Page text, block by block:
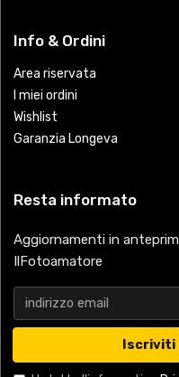
Info & Ordini
Area riservata
I miei ordini
Wishlist
Garanzia Longeva
Resta informato
Aggiornamenti in
IlFotoamatore
Iscriviti